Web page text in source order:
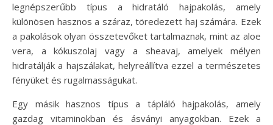
legnépszerűbb típus a hidratáló hajpakolás, amely
különösen hasznos a száraz, töredezett haj számára. Ezek
a pakolások olyan összetevőket tartalmaznak, mint az aloe
vera, a kókuszolaj vagy a sheavaj, amelyek mélyen
hidratálják a hajszálakat, helyreállítva ezzel a természetes
fényüket és rugalmasságukat.
Egy másik hasznos típus a tápláló hajpakolás, amely
gazdag vitaminokban és ásványi anyagokban. Ezek a